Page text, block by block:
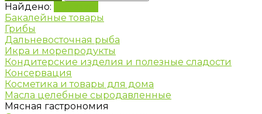
Найдено:
Бакалейные товары
Грибы
Дальневосточная рыба
Икра и морепродукты
Кондитерские изделия и полезные сладости
Консервация
Косметика и товары для дома
Масла целебные сыродавленные
Мясная гастрономия